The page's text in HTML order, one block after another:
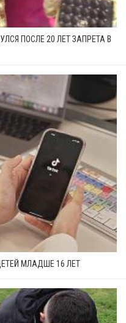
ПОСЛЕ 20 ЛЕТ ЗАПРЕТА В
МЛАДШЕ 16 ЛЕТ